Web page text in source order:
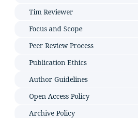
Tim Reviewer
Focus and Scope
Peer Review Process
Publication Ethics
Author Guidelines
Open Access Policy
Archive Policy